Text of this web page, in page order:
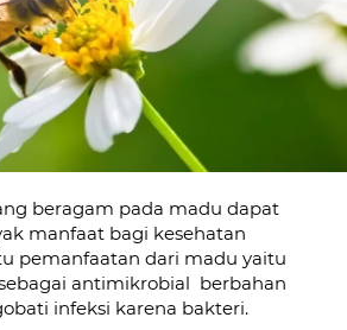
beragam pada madu dapat
manfaat bagi kesehatan
pemanfaatan dari madu yaitu
antimikrobial  berbahan
infeksi karena bakteri.